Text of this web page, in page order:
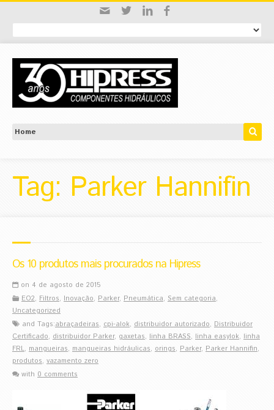
Tag: Parker Hannifin
Os 10 produtos mais procurados na Hipress
on 4 de agosto de 2015
EO2, Filtros, Inovação, Parker, Pneumática, Sem categoria,
Uncategorized
and Tags:abraçadeiras, cpi-alok, distribuidor autorizado, Distribuidor
Certificado, distribuidor Parker, gaxetas, linha BRASS, linha easylok, linha
FRL, mangueiras, mangueiras hidráulicas, orings, Parker, Parker Hannifin,
produtos, vazamento zero
with 0 comments